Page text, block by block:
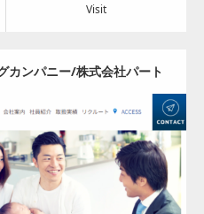
Visit
カンパニー/株式会社パート
ズ
その他